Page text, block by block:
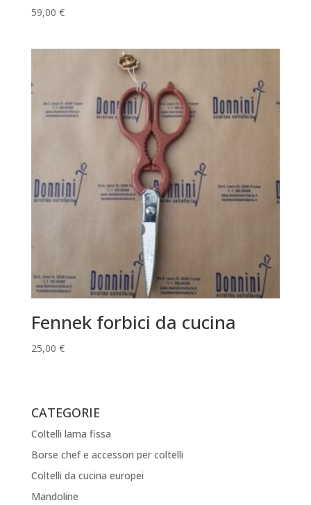
59,00 €
Fennek forbici da cucina
25,00 €
CATEGORIE
Coltelli lama fissa
Borse chef e accessori per coltelli
Coltelli da cucina europei
Mandoline